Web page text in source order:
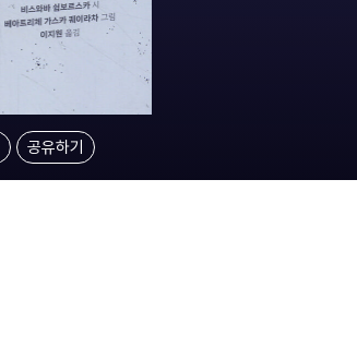
공유하기